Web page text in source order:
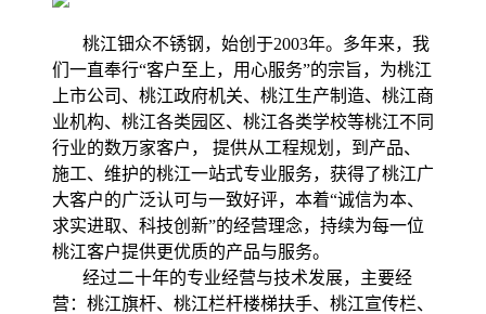
桃江钿众不锈钢，始创于2003年。多年来，我
们一直奉行“客户至上，用心服务”的宗旨，为桃江
上市公司、桃江政府机关、桃江生产制造、桃江商
业机构、桃江各类园区、桃江各类学校等桃江不同
行业的数万家客户， 提供从工程规划，到产品、
施工、维护的桃江一站式专业服务，获得了桃江广
大客户的广泛认可与一致好评，本着“诚信为本、
求实进取、科技创新”的经营理念，持续为每一位
桃江客户提供更优质的产品与服务。
经过二十年的专业经营与技术发展，主要经
营：桃江旗杆、桃江栏杆楼梯扶手、桃江宣传栏、